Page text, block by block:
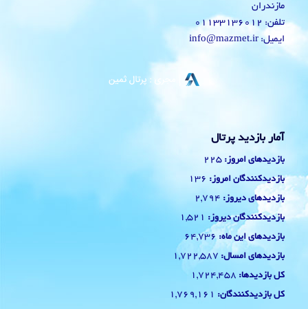
مازندران
تلفن: 01133136012
ایمیل: info@mazmet.ir
آمار بازدید پرتال
بازدیدهای امروز: 225
بازدیدکنندگان امروز: 136
بازدیدهای دیروز: 2,794
بازدیدکنندگان دیروز: 1,521
بازدیدهای این ماه: 64,736
بازدیدهای امسال: 1,722,587
کل بازدیدها: 1,724,458
کل بازدیدکنند‌گان: 1,769,161